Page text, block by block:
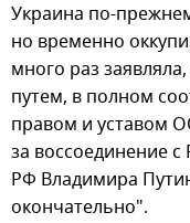
Украина по-
но временно
много раз
путем, в полном
правом и уставом
за воссоединение
РФ Владимира
окончательно".